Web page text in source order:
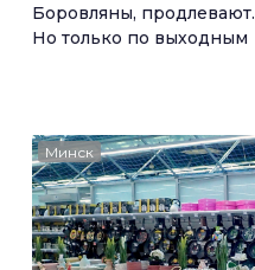
Боровляны, продлевают.
Но только по выходным
Минск